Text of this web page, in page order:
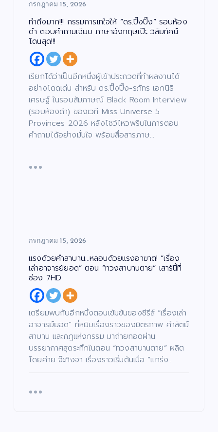
กรกฎาคม 15, 2026
ทำถึงมาก!!! กรรมการเทใจให้ “ดร.ปิ๊งปิ๊ง” รอบห้อง
ดำ ตอบคำถามเฉียบ ภาษาอังกฤษเป๊ะ วิสัยทัศน์
โดนสุด!!!
เรียกได้ว่าเป็นอีกหนึ่งผู้เข้าประกวดที่ทำผลงานได้
อย่างโดดเด่น สำหรับ ดร.ปิ๊งปิ๊ง-รภัทร เอกนิธิ
เศรษฐ์ ในรอบสัมภาษณ์ Black Room Interview
(รอบห้องดำ) ของเวที Miss Universe 5
Provinces 2026 หลังโชว์ไหวพริบในการตอบ
คำถามได้อย่างมั่นใจ พร้อมสื่อสารภาษ…
กรกฎาคม 15, 2026
แรงด้วยคำสาบาน…หลอนด้วยแรงอาฆาต! “เรื่อง
เล่าอาจารย์ยอด” ตอน “ทวงสาบานตาย” เสาร์นี้ที่
ช่อง 7HD
เตรียมพบกับอีกหนึ่งตอนเข้มข้นของซีรีส์ “เรื่องเล่า
อาจารย์ยอด” ที่หยิบเรื่องราวของมิตรภาพ คำสัตย์
สาบาน และกฎแห่งกรรม มาถ่ายทอดผ่าน
บรรยากาศสุดระทึกในตอน “ทวงสาบานตาย” ผลิต
โดยค่าย จ๊ะทิงจา เรื่องราวเริ่มต้นเมื่อ “แกร่ง…